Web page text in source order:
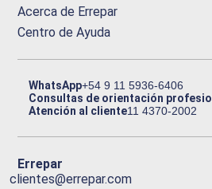
Acerca de Errepar
Centro de Ayuda
WhatsApp+54 9 11 5936-6406
Consultas de orientación
Atención al cliente11 4370-2002
Errepar
clientes@errepar.com